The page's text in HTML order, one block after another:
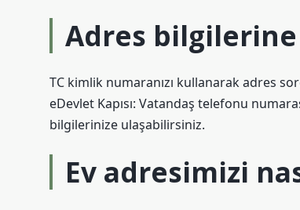
Adres bilgilerine
TC kimlik numaranızı kullanarak adres
eDevlet Kapısı: Vatandaş telefonu
bilgilerinize ulaşabilirsiniz.
Ev adresimizi